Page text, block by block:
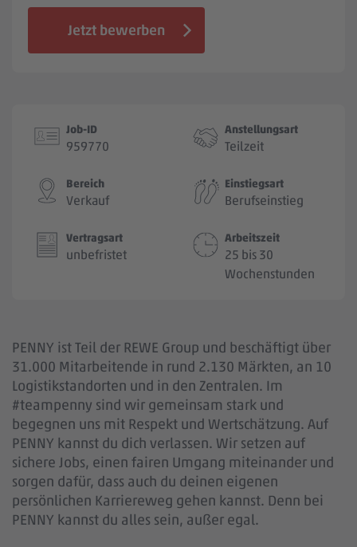
Jobbörse
Jetzt bewerben
Job-ID
959770
Anstellungsart
Teilzeit
Bereich
Verkauf
Einstiegsart
Berufseinstieg
Vertragsart
unbefristet
Arbeitszeit
25 bis 30
Wochenstunden
PENNY ist Teil der REWE Group und beschäftigt über
31.000 Mitarbeitende in rund 2.130 Märkten, an 10
Logistikstandorten und in den Zentralen. Im
#teampenny sind wir gemeinsam stark und
begegnen uns mit Respekt und Wertschätzung. Auf
PENNY kannst du dich verlassen. Wir setzen auf
sichere Jobs, einen fairen Umgang miteinander und
sorgen dafür, dass auch du deinen eigenen
persönlichen Karriereweg gehen kannst. Denn bei
PENNY kannst du alles sein, außer egal.